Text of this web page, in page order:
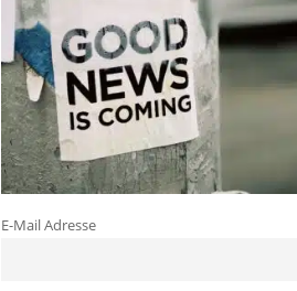
E-Mail Adresse